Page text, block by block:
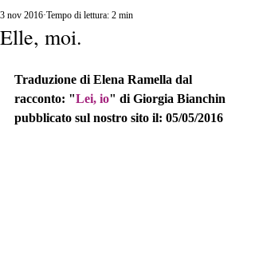
Elle, moi.
3 nov 2016 Tempo di lettura: 2 min
Traduzione di Elena Ramella dal
racconto: "Lei, io" di Giorgia Bianchin
pubblicato sul nostro sito il: 05/05/2016